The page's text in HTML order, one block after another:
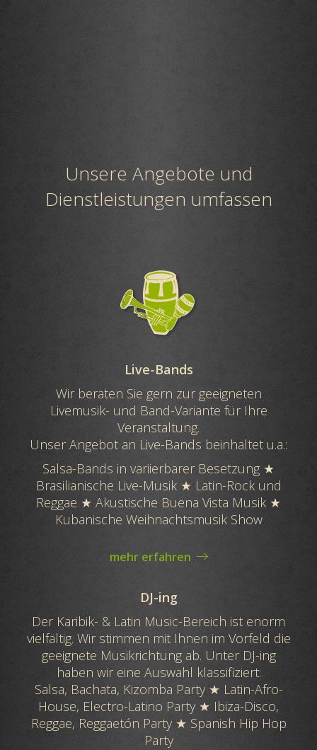
Unsere Angebote und
Dienstleistungen umfassen
Live-Bands
Wir beraten Sie gern zur geeigneten
Livemusik- und Band-Variante für Ihre
Veranstaltung.
Unser Angebot an Live-Bands beinhaltet u.a.:
Salsa-Bands in variierbarer Besetzung ★
Brasilianische Live-Musik ★ Latin-Rock und
Reggae ★ Akustische Buena Vista Musik ★
Kubanische Weihnachtsmusik Show
mehr erfahren
DJ-ing
Der Karibik- & Latin Music-Bereich ist enorm
vielfältig. Wir stimmen mit Ihnen im Vorfeld die
geeignete Musikrichtung ab. Unter DJ-ing
haben wir eine Auswahl klassifiziert:
Salsa, Bachata, Kizomba Party ★ Latin-Afro-
House, Electro-Latino Party ★ Ibiza-Disco,
Reggae, Reggaetón Party ★ Spanish Hip Hop
Party